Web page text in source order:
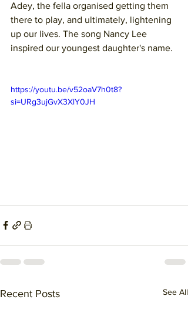
Adey, the fella organised getting them
there to play, and ultimately, lightening
up our lives. The song Nancy Lee
inspired our youngest daughter's name.
https://youtu.be/v52oaV7h0t8?
si=URg3ujGvX3XlY0JH
Recent Posts See All